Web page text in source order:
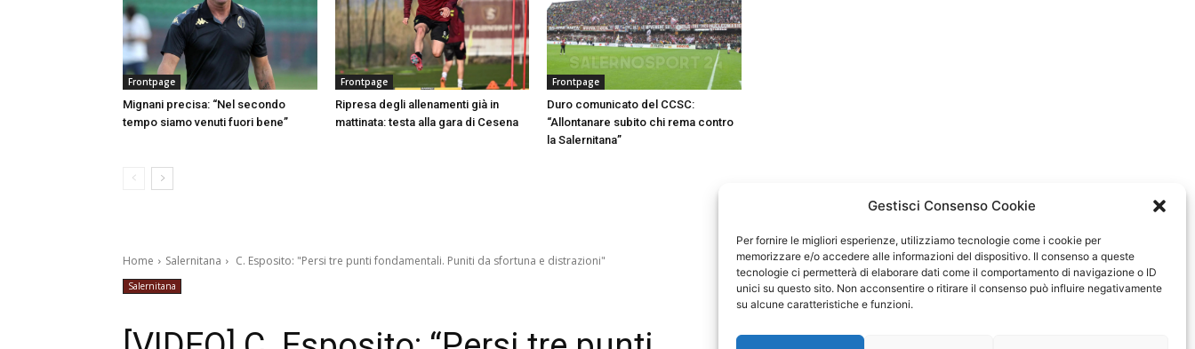
Gestisci Consenso Cookie
Per fornire le migliori esperienze, utilizziamo tecnologie come i cookie per
memorizzare e/o accedere alle informazioni del dispositivo. Il consenso a queste
tecnologie ci permetterà di elaborare dati come il comportamento di navigazione o ID
unici su questo sito. Non acconsentire o ritirare il consenso può influire negativamente
su alcune caratteristiche e funzioni.
Frontpage
Mignani precisa: “Nel secondo
tempo siamo venuti fuori bene”
Frontpage
Ripresa degli allenamenti già in
mattinata: testa alla gara di Cesena
Frontpage
Duro comunicato del CCSC:
“Allontanare subito chi rema contro
la Salernitana”